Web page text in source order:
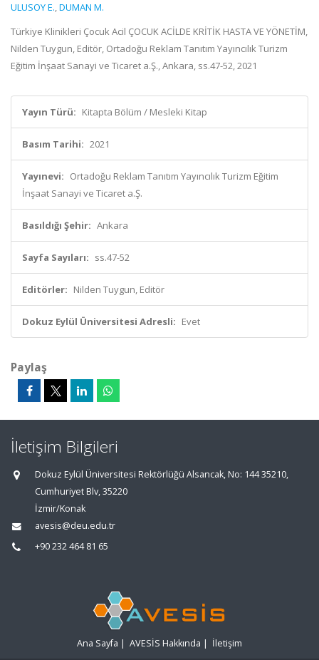
ULUSOY E.,DUMAN M.
Türkiye Klinikleri Çocuk Acil ÇOCUK ACİLDE KRİTİK HASTA VE YÖNETİM,
Nilden Tuygun, Editör, Ortadoğu Reklam Tanıtım Yayıncılık Turizm
Eğitim İnşaat Sanayi ve Ticaret a.Ş., Ankara, ss.47-52, 2021
Yayın Türü: Kitapta Bölüm / Mesleki Kitap
Basım Tarihi: 2021
Yayınevi: Ortadoğu Reklam Tanıtım Yayıncılık Turizm Eğitim
İnşaat Sanayi ve Ticaret a.Ş.
Basıldığı Şehir: Ankara
Sayfa Sayıları: ss.47-52
Editörler: Nilden Tuygun, Editör
Dokuz Eylül Üniversitesi Adresli: Evet
Paylaş
İletişim Bilgileri
Dokuz Eylül Üniversitesi Rektörlüğü Alsancak, No: 144 35210,
Cumhuriyet Blv, 35220
İzmir/Konak
avesis@deu.edu.tr
+90 232 464 81 65
Ana Sayfa | AVESİS Hakkında | İletişim